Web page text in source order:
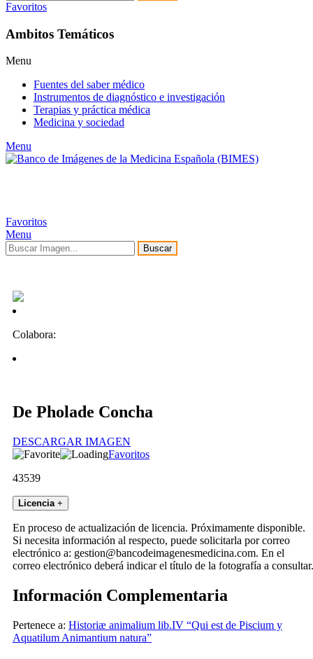
Favoritos
Ambitos Temáticos
Menu
Fuentes del saber médico
Instrumentos de diagnóstico e investigación
Terapias y práctica médica
Medicina y sociedad
Menu
Favoritos
Menu
Buscar
Colabora:
De Pholade Concha
DESCARGAR IMAGEN
Favoritos
43539
Licencia +
En proceso de actualización de licencia. Próximamente disponible.
Si necesita información al respecto, puede solicitarla por correo
electrónico a: gestion@bancodeimagenesmedicina.com. En el
correo electrónico deberá indicar el título de la fotografía a consultar.
Información Complementaria
Pertenece a: Historiæ animalium lib.IV “Qui est de Piscium y
Aquatilum Animantium natura”